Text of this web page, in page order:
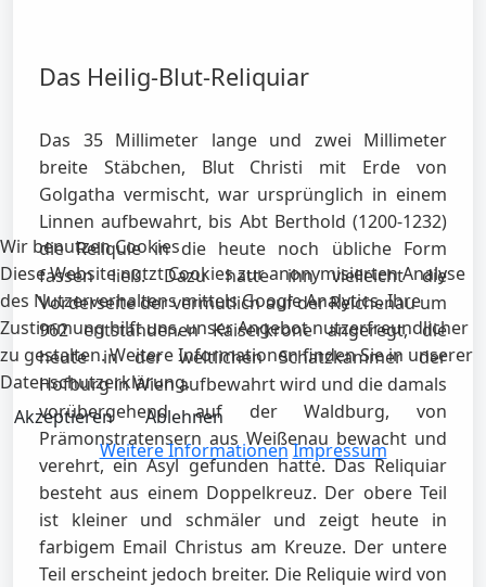
Das Heilig-Blut-Reliquiar
Das 35 Millimeter lange und zwei Millimeter
breite Stäbchen, Blut Christi mit Erde von
Golgatha vermischt, war ursprünglich in einem
Linnen aufbewahrt, bis Abt Berthold (1200-1232)
die Reliquie in die heute noch übliche Form
fassen ließ. Dazu hatte ihn vielleicht die
Vorderseite der vermutlich auf der Reichenau um
962 entstandenen Kaiserkrone angeregt, die
heute in der weltlichen Schatzkammer der
Hofburg in Wien aufbewahrt wird und die damals
vorübergehend auf der Waldburg, von
Prämonstratensern aus Weißenau bewacht und
verehrt, ein Asyl gefunden hatte. Das Reliquiar
besteht aus einem Doppelkreuz. Der obere Teil
ist kleiner und schmäler und zeigt heute in
farbigem Email Christus am Kreuze. Der untere
Teil erscheint jedoch breiter. Die Reliquie wird von
Wir benutzen Cookies
Diese Website nutzt Cookies zur anonymisierten Analyse
des Nutzerverhaltens mittels Google Analytics. Ihre
Zustimmung hilft uns, unser Angebot nutzerfreundlicher
zu gestalten. Weitere Informationen finden Sie in unserer
Datenschutzerklärung.
Akzeptieren
Ablehnen
Weitere Informationen Impressum